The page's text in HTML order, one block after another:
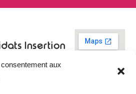
aux
Insertion
09 73 03 78